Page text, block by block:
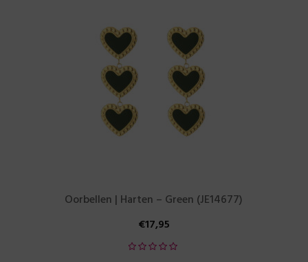
Oorbellen | Harten – Green (JE14677)
€17,95